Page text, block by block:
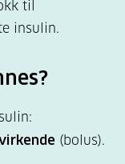
til
insulin.
(bolus).